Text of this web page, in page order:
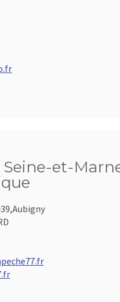
et-